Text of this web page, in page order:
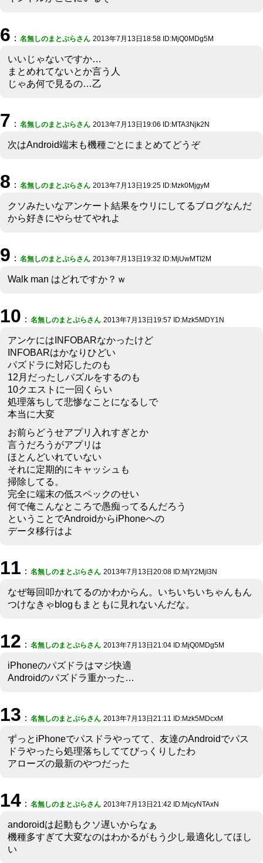
6 ： 名無しのまとぷらさん 2013年7月13日18:58 ID:MjQ0MDg5M
いいじゃないですか…
まとめれてないとか言う人
じゃあ何で見るの…乙
7 ： 名無しのまとぷらさん 2013年7月13日19:06 ID:MTA3Njk2N
次はAndroid端末も機種ごとにまとめてどうぞ
8 ： 名無しのまとぷらさん 2013年7月13日19:25 ID:Mzk0MjgyM
クソみたいなアンケート結果をウリにしてるブログなんだ
から好きにやらせてやれよ
9 ： 名無しのまとぷらさん 2013年7月13日19:32 ID:MjUwMTI2M
Walk man はどれですか？ｗ
10 ： 名無しのまとぷらさん 2013年7月13日19:57 ID:Mzk5MDY1N
アンケにはINFOBARなかったけど
INFOBARはかなりひどい
パズドラに対応したのも
12月だったしパズルをするのも
10クエストに一回くらい
処理落ちして悲惨なことになるしで
本当に大変
お前らどうせアプリ入れすぎとか
言うだろうがアプリは
ほとんどいれていない
それに定期的にキャッシュも
掃除してる。
完全に端末の低スペックのせい
何で俺こんなところで愚痴ってるんだろう
ということでAndroidからiPhoneへの
データ移行はよ
11 ： 名無しのまとぷらさん 2013年7月13日20:08 ID:MjY2MjI3N
なぜ毎回叩かれてるのかわからん。いちいちいちゃんもん
つけなきゃblogもまともに見れないんだな。
12 ： 名無しのまとぷらさん 2013年7月13日21:04 ID:MjQ0MDg5M
iPhoneのパズドラはマジ快適
Androidのパズドラ重かった…
13 ： 名無しのまとぷらさん 2013年7月13日21:11 ID:Mzk5MDcxM
ずっとiPhoneでパスドラやってて、友達のAndroidでパス
ドラやったら処理落ちしててびっくりしたわ
アローズの最新のやつだった
14 ： 名無しのまとぷらさん 2013年7月13日21:42 ID:MjcyNTAxN
andoroidは起動もクソ遅いからなぁ
機種多すぎて大変なのはわかるがもう少し最適化してほし
い